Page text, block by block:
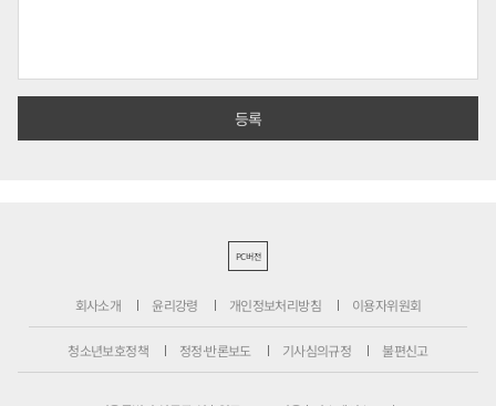
PC버전
회사소개 윤리강령 개인정보처리방침 이용자위원회
청소년보호정책 정정·반론보도 기사심의규정 불편신고